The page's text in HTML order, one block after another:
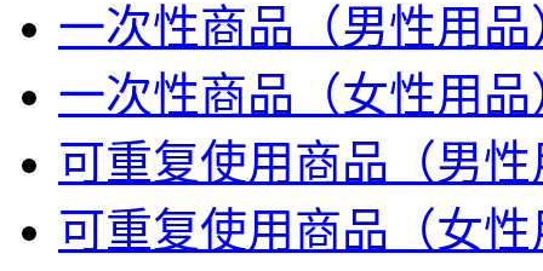
一次性商品（男性用品
一次性商品（女性用品
可重复使用商品（男
可重复使用商品（女